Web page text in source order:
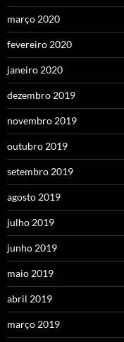
março 2020
fevereiro 2020
janeiro 2020
dezembro 2019
novembro 2019
outubro 2019
setembro 2019
agosto 2019
julho 2019
junho 2019
maio 2019
abril 2019
março 2019